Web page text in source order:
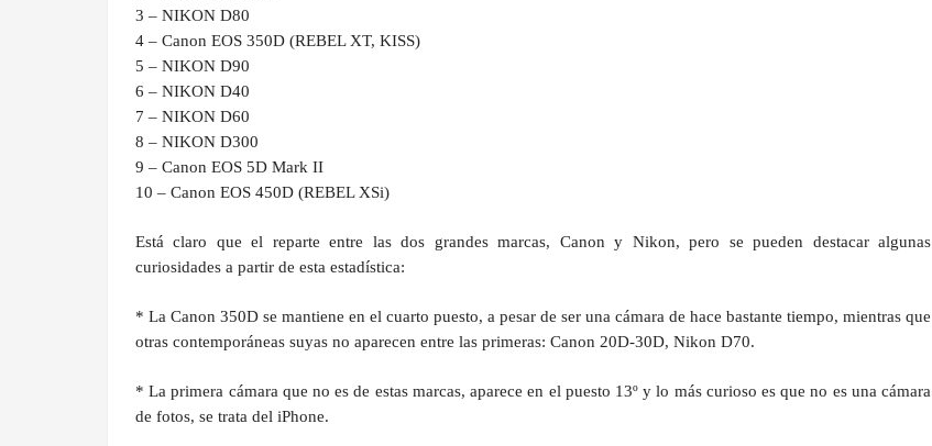
3 – NIKON D80
4 – Canon EOS 350D (REBEL XT, KISS)
5 – NIKON D90
6 – NIKON D40
7 – NIKON D60
8 – NIKON D300
9 – Canon EOS 5D Mark II
10 – Canon EOS 450D (REBEL XSi)
Está claro que el reparte entre las dos grandes marcas, Canon y Nikon, pero se pueden destacar algunas
curiosidades a partir de esta estadística:
* La Canon 350D se mantiene en el cuarto puesto, a pesar de ser una cámara de hace bastante tiempo, mientras que
otras contemporáneas suyas no aparecen entre las primeras: Canon 20D-30D, Nikon D70.
* La primera cámara que no es de estas marcas, aparece en el puesto 13º y lo más curioso es que no es una cámara
de fotos, se trata del iPhone.